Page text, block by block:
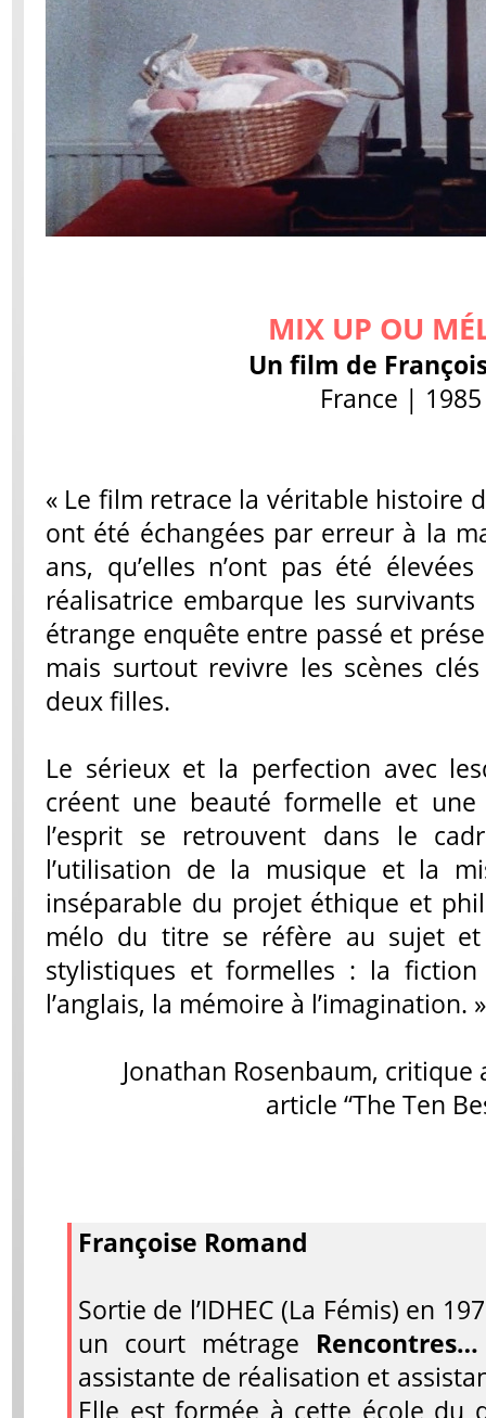
MIX UP OU
Un film de
France | 1985
« Le film retrace la véritable histoire
ont été échangées par erreur à la
ans, qu’elles n’ont pas été
réalisatrice embarque les
étrange enquête entre passé et
mais surtout revivre les scènes
deux filles.
Le sérieux et la perfection avec
créent une beauté formelle et
l’esprit se retrouvent dans le
l’utilisation de la musique et la
inséparable du projet éthique et
mélo du titre se réfère au sujet et
stylistiques et formelles : la
l’anglais, la mémoire à l’imagination. »
Jonathan Rosenbaum, critique
article “The Ten
Françoise Romand
Sortie de l’IDHEC (La Fémis) en
un court métrage Rencontres…
assistante de réalisation et
Elle est formée à cette école du